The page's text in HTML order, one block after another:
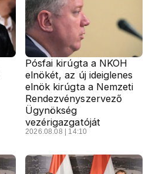
Pósfai kirúgta a NKOH
elnökét, az új ideiglenes
elnök kirúgta a Nemzeti
Rendezvényszervező
Ügynökség
vezérigazgatóját
2026.08.08 | 14:10